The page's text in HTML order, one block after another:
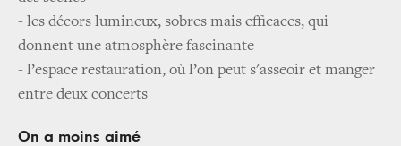
- les décors lumineux, sobres mais efficaces, qui
donnent une atmosphère fascinante
- l’espace restauration, où l’on peut s'asseoir et manger
entre deux concerts
On a moins aimé